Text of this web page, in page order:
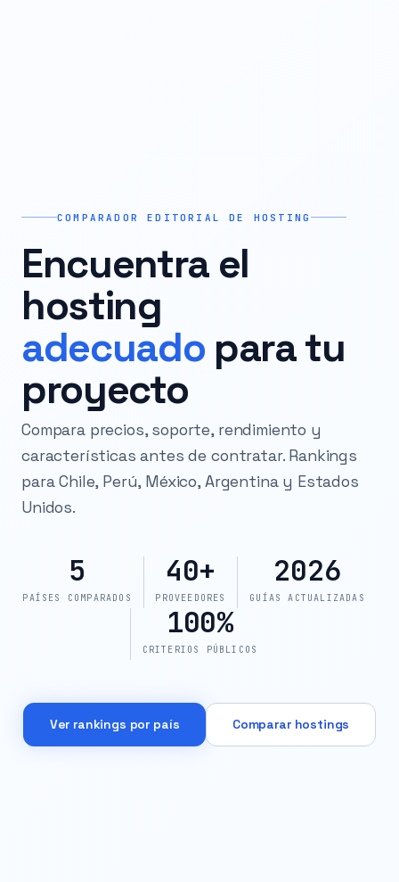
COMPARADOR EDITORIAL DE HOSTING
Encuentra el
hosting
adecuado para tu
proyecto
Compara precios, soporte, rendimiento y
características antes de contratar. Rankings
para Chile, Perú, México, Argentina y Estados
Unidos.
5
PAÍSES COMPARADOS
40+
PROVEEDORES
2026
GUÍAS ACTUALIZADAS
100%
CRITERIOS PÚBLICOS
Ver rankings por país Comparar hostings